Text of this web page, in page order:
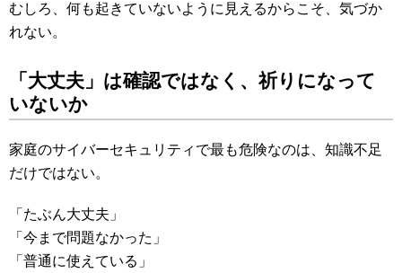
むしろ、何も起きていないように見えるからこそ、気づか
れない。
「大丈夫」は確認ではなく、祈りになって
いないか
家庭のサイバーセキュリティで最も危険なのは、知識不足
だけではない。
「たぶん大丈夫」
「今まで問題なかった」
「普通に使えている」